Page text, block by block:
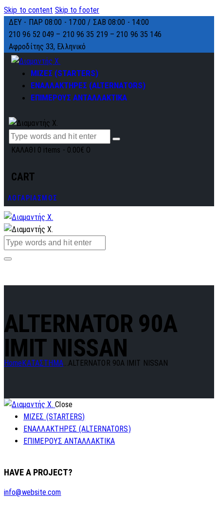
Skip to content Skip to footer
ΔΕΥ - ΠΑΡ 08:00 - 17:00 / ΣΑΒ 08:00 - 14:00
210 96 52 049 – 210 96 35 219 –210 96 35 146
Αφροδίτης 33, Ελληνικό
ΜΙΖΕΣ (STARTERS)
ΕΝΑΛΛΑΚΤΗΡΕΣ (ALTERNATORS)
ΕΠΙΜΕΡΟΥΣ ΑΝΤΑΛΛΑΚΤΙΚΑ
ΚΑΛΑΘΙ 0 items - 0.00€ 0
CART
ΛΟΓΑΡΙΑΣΜΟΣ
ALTERNATOR 90A
IMIT NISSAN
Home ΚΑΤΑΣΤΗΜΑ...ALTERNATOR 90A IMIT NISSAN
Close
ΜΙΖΕΣ (STARTERS)
ΕΝΑΛΛΑΚΤΗΡΕΣ (ALTERNATORS)
ΕΠΙΜΕΡΟΥΣ ΑΝΤΑΛΛΑΚΤΙΚΑ
HAVE A PROJECT?
info@website.com